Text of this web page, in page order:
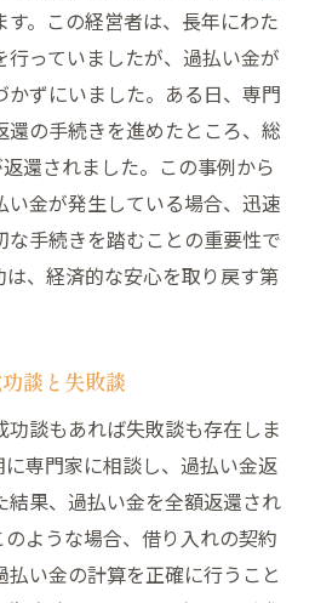
。この経営者は、長年にわた
行っていましたが、過払い金が
ずにいました。ある日、専門
の手続きを進めたところ、総
還されました。この事例から
金が発生している場合、迅速
な手続きを踏むことの重要性で
、経済的な安心を取り戻す第
談と失敗談
談もあれば失敗談も存在しま
専門家に相談し、過払い金返
果、過払い金を全額返還され
ような場合、借り入れの契約
い金の計算を正確に行うこと